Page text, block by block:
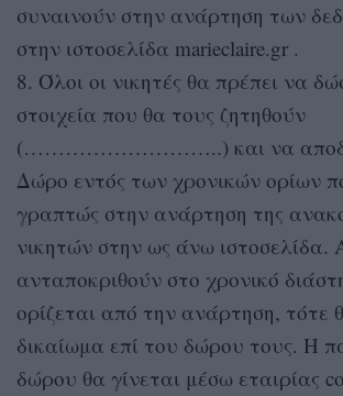
συναινούν στην ανάρτηση των
στην ιστοσελίδα marieclaire.gr .
8. Όλοι οι νικητές θα πρέπει να
στοιχεία που θα τους ζητηθούν
(………………………..) και να
Δώρο εντός των χρονικών ορίων
γραπτώς στην ανάρτηση της
νικητών στην ως άνω ιστοσελίδα.
ανταποκριθούν στο χρονικό
ορίζεται από την ανάρτηση, τότε
δικαίωμα επί του δώρου τους. Η
δώρου θα γίνεται μέσω εταιρίας